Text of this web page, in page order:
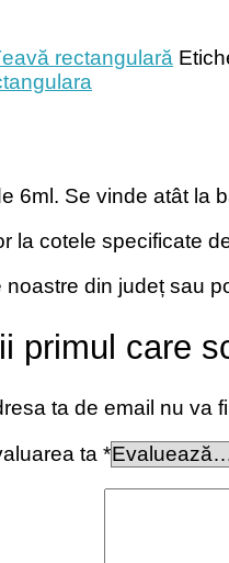
rectangulară
6ml. Se vinde atât la
la cotele specificate
din județ sau
primul care
ta de email nu va
ta *